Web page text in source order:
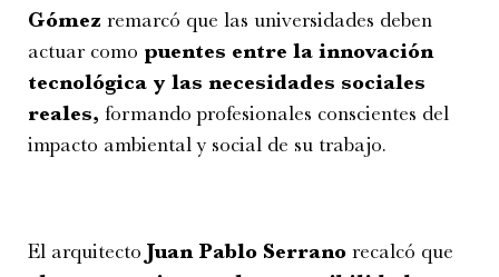
Gómez remarcó que las universidades deben
actuar como puentes entre la innovación
tecnológica y las necesidades sociales
reales, formando profesionales conscientes del
impacto ambiental y social de su trabajo.
El arquitecto Juan Pablo Serrano recalcó que